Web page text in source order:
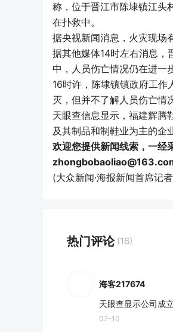
称，位于晋江市陈埭镇江头
在扑救中。
据央视新闻消息，火灾现场
据其他媒体14时左右消息，
中，人员伤亡情况仍在进一
16时许，陈埭镇镇政府工
灭，但并不了解人员伤亡情
天眼查信息显示，福建辉腾
及其制品和制鞋业为主的企
欢迎您提供新闻线索，一
(大众新闻·海报新闻首席记
热门评论 (16)
海客217674
天眼查显示公司成
07-10